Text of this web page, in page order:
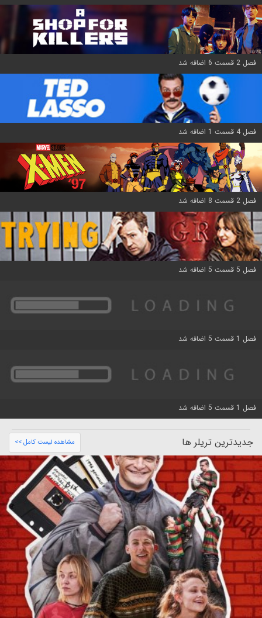
فصل 2 قسمت 6 اضافه شد
فصل 4 قسمت 1 اضافه شد
فصل 2 قسمت 8 اضافه شد
فصل 5 قسمت 5 اضافه شد
فصل 1 قسمت 5 اضافه شد
فصل 1 قسمت 5 اضافه شد
جدیدترین تریلر ها مشاهده لیست کامل >>